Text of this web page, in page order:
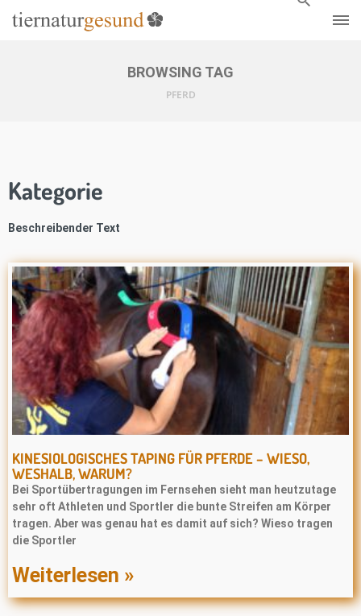
BROWSING TAG
PFERD
Kategorie
Beschreibender Text
KINESIOLOGISCHES TAPING FÜR PFERDE – WIESO,
WESHALB, WARUM?
Bei Sportübertragungen im Fernsehen sieht man heutzutage
sehr oft Athleten und Sportler die bunte Streifen am Körper
tragen. Aber was genau hat es damit auf sich? Wieso tragen
die Sportler
Weiterlesen »